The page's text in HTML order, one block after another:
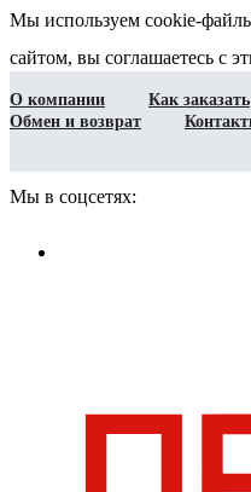
Мы используем cookie-
сайтом, вы соглашаетесь с
О компании Как заказать
Обмен и возврат
Мы в соцсетях: